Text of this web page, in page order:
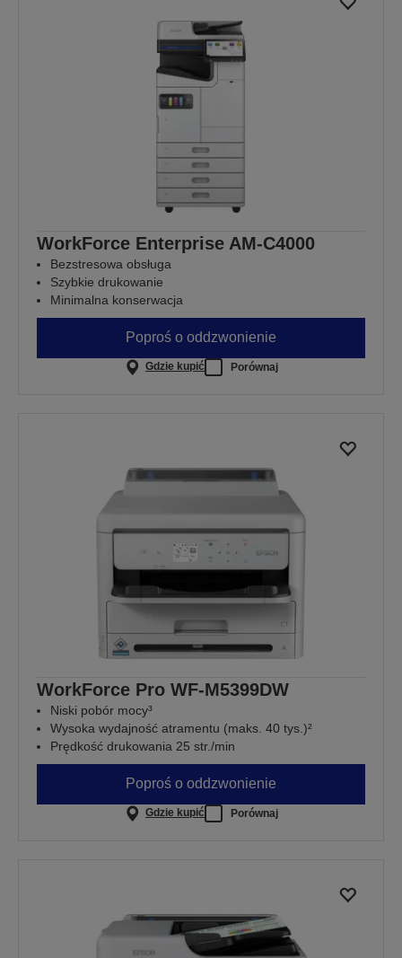
WorkForce Enterprise​ AM-C4000​
Bezstresowa obsługa
Szybkie drukowanie
Minimalna konserwacja
Poproś o oddzwonienie
Gdzie kupić Porównaj
WorkForce Pro WF-M5399DW
Niski pobór mocy³
Wysoka wydajność atramentu (maks. 40 tys.)²
Prędkość drukowania 25 str./min
Poproś o oddzwonienie
Gdzie kupić Porównaj